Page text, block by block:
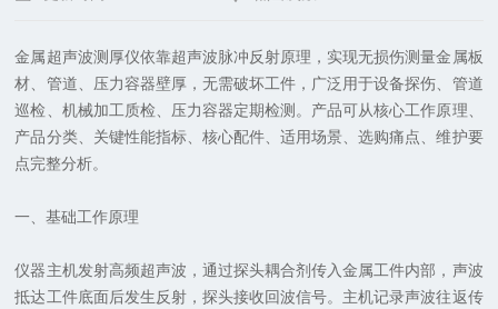
金属超声波测厚仪依靠超声波脉冲反射原理，实现无损伤测量金属板
材、管道、压力容器壁厚，无需破坏工件，广泛用于设备探伤、管道
巡检、机械加工质检、压力容器定期检测。产品可从核心工作原理、
产品分类、关键性能指标、核心配件、适用场景、选购痛点、维护要
点完整分析。
一、基础工作原理
仪器主机发射高频超声波，通过探头耦合剂传入金属工件内部，声波
抵达工件底面后发生反射，探头接收回波信号。主机记录声波往返传